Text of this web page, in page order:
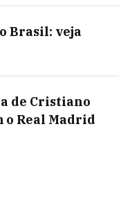
Brasil: veja
de Cristiano
o Real Madrid